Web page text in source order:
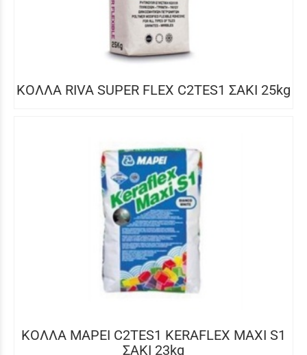
ΚΟΛΛΑ RIVA SUPER FLEX C2TES1 ΣΑΚΙ 25kg
ΚΟΛΛΑ MAPEI C2TES1 KERAFLEX MAXI S1
ΣΑΚΙ 23kg